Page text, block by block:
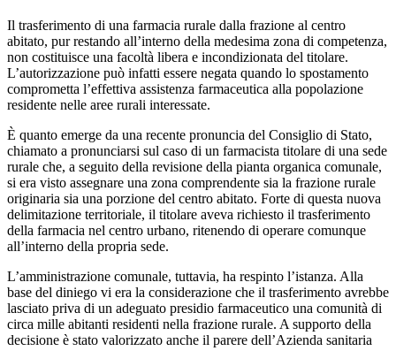
Il trasferimento di una farmacia rurale dalla frazione al centro
abitato, pur restando all’interno della medesima zona di competenza,
non costituisce una facoltà libera e incondizionata del titolare.
L’autorizzazione può infatti essere negata quando lo spostamento
comprometta l’effettiva assistenza farmaceutica alla popolazione
residente nelle aree rurali interessate.
È quanto emerge da una recente pronuncia del Consiglio di Stato,
chiamato a pronunciarsi sul caso di un farmacista titolare di una sede
rurale che, a seguito della revisione della pianta organica comunale,
si era visto assegnare una zona comprendente sia la frazione rurale
originaria sia una porzione del centro abitato. Forte di questa nuova
delimitazione territoriale, il titolare aveva richiesto il trasferimento
della farmacia nel centro urbano, ritenendo di operare comunque
all’interno della propria sede.
L’amministrazione comunale, tuttavia, ha respinto l’istanza. Alla
base del diniego vi era la considerazione che il trasferimento avrebbe
lasciato priva di un adeguato presidio farmaceutico una comunità di
circa mille abitanti residenti nella frazione rurale. A supporto della
decisione è stato valorizzato anche il parere dell’Azienda sanitaria